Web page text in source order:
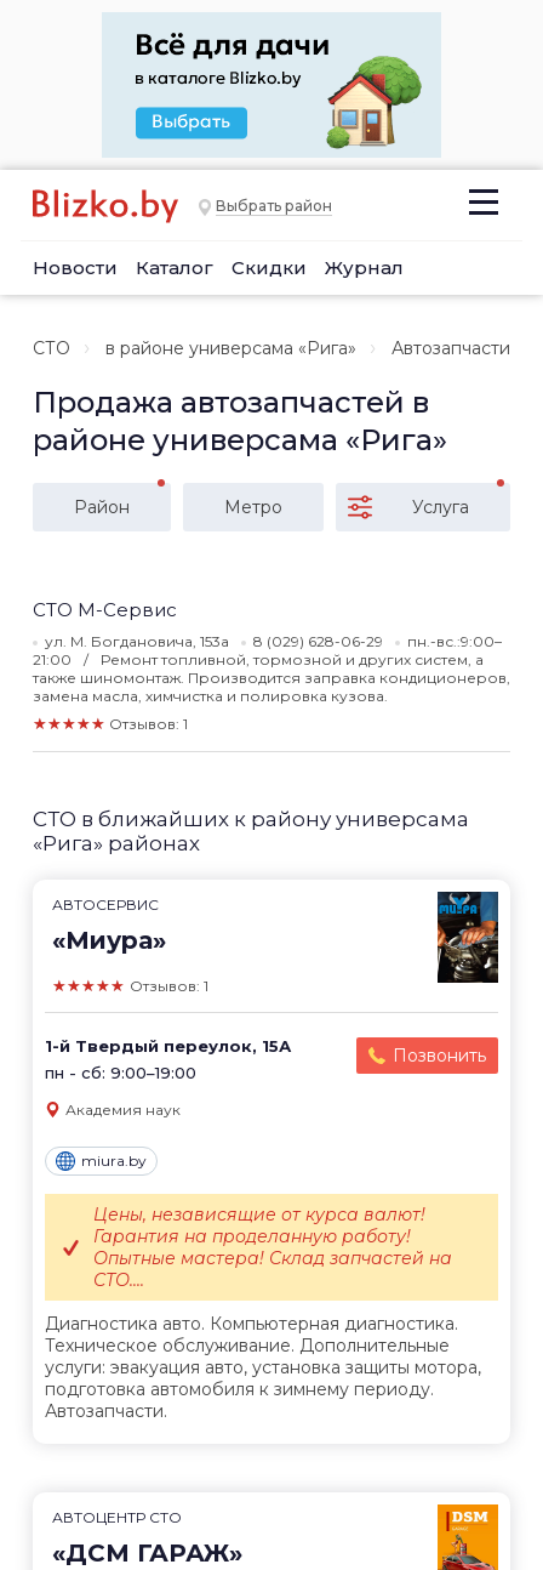
Выбрать район
Новости Каталог Скидки Журнал
СТО в районе универсама «Рига» Автозапчасти
Продажа автозапчастей в
районе универсама «Рига»
Район Метро Услуга
СТО М-Сервис
ул. М. Богдановича, 153а 8 (029) 628-06-29
пн.-вс.:9:00–
21:00
Ремонт топливной, тормозной и других систем, а
также шиномонтаж. Производится заправка кондиционеров,
замена масла, химчистка и полировка кузова.
★★★★★ Отзывов: 1
СТО в ближайших к району универсама
«Рига» районах
АВТОСЕРВИС
«Миура»
★★★★★ Отзывов: 1
1-й Твердый переулок, 15А
пн - сб: 9:00–19:00
Позвонить
Академия наук
miura.by
Диагностика авто. Компьютерная диагностика.
Техническое обслуживание. Дополнительные
услуги: эвакуация авто, установка защиты мотора,
подготовка автомобиля к зимнему периоду.
Автозапчасти.
Цены, независящие от курса валют!
Гарантия на проделанную работу!
Опытные мастера! Склад запчастей на
СТО....
АВТОЦЕНТР СТО
«ДСМ ГАРАЖ»